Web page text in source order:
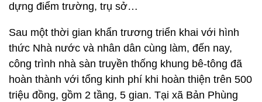
dựng điểm trường, trụ sở…
Sau một thời gian khẩn trương triển khai với hình
thức Nhà nước và nhân dân cùng làm, đến nay,
công trình nhà sàn truyền thống khung bê-tông đã
hoàn thành với tổng kinh phí khi hoàn thiện trên 500
triệu đồng, gồm 2 tầng, 5 gian. Tại xã Bản Phùng